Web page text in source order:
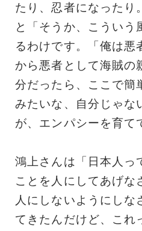
たり、忍者になったり
と「そうか、こういう
るわけです。「俺は悪
から悪者として海賊の
分だったら、ここで簡
みたいな、自分じゃな
が、エンパシーを育て
鴻上さんは「日本人っ
ことを人にしてあげな
人にしないようにし
てきたんだけど、これ